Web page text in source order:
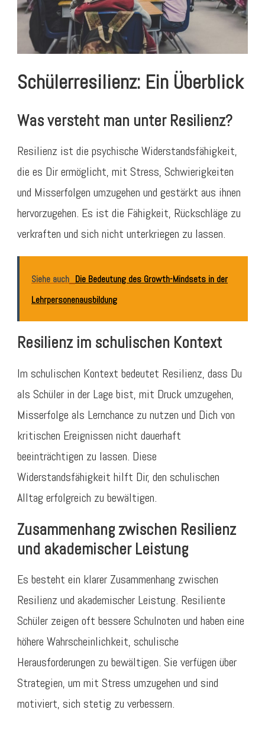
Schülerresilienz: Ein Überblick
Was versteht man unter Resilienz?
Resilienz ist die psychische Widerstandsfähigkeit,
die es Dir ermöglicht, mit Stress, Schwierigkeiten
und Misserfolgen umzugehen und gestärkt aus ihnen
hervorzugehen. Es ist die Fähigkeit, Rückschläge zu
verkraften und sich nicht unterkriegen zu lassen.
Siehe auch Die Bedeutung des Growth-Mindsets in der
Lehrpersonenausbildung
Resilienz im schulischen Kontext
Im schulischen Kontext bedeutet Resilienz, dass Du
als Schüler in der Lage bist, mit Druck umzugehen,
Misserfolge als Lernchance zu nutzen und Dich von
kritischen Ereignissen nicht dauerhaft
beeinträchtigen zu lassen. Diese
Widerstandsfähigkeit hilft Dir, den schulischen
Alltag erfolgreich zu bewältigen.
Zusammenhang zwischen Resilienz
und akademischer Leistung
Es besteht ein klarer Zusammenhang zwischen
Resilienz und akademischer Leistung. Resiliente
Schüler zeigen oft bessere Schulnoten und haben eine
höhere Wahrscheinlichkeit, schulische
Herausforderungen zu bewältigen. Sie verfügen über
Strategien, um mit Stress umzugehen und sind
motiviert, sich stetig zu verbessern.